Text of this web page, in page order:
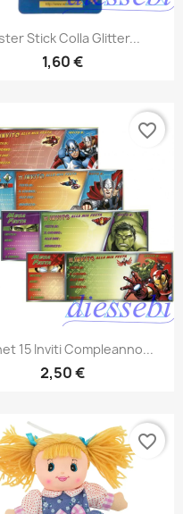
Stick Colla Glitter...
1,60 €
15 Inviti Compleanno...
2,50 €
favorite_border
favorite_border